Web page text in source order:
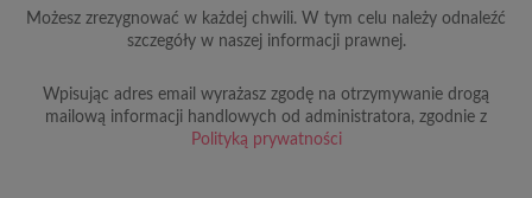
Możesz zrezygnować w każdej chwili. W tym celu należy odnaleźć
szczegóły w naszej informacji prawnej.
Wpisując adres email wyrażasz zgodę na otrzymywanie drogą
mailową informacji handlowych od administratora, zgodnie z
Polityką prywatności